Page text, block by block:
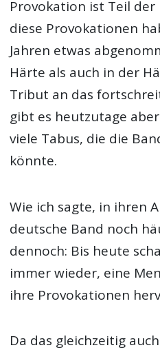
Provokation ist Teil der
diese Provokationen
Jahren etwas
Härte als auch in der
Tribut an das
gibt es heutzutage
viele Tabus, die die
könnte.
Wie ich sagte, in ihren
deutsche Band noch
dennoch: Bis heute
immer wieder, eine
ihre Provokationen
Da das gleichzeitig